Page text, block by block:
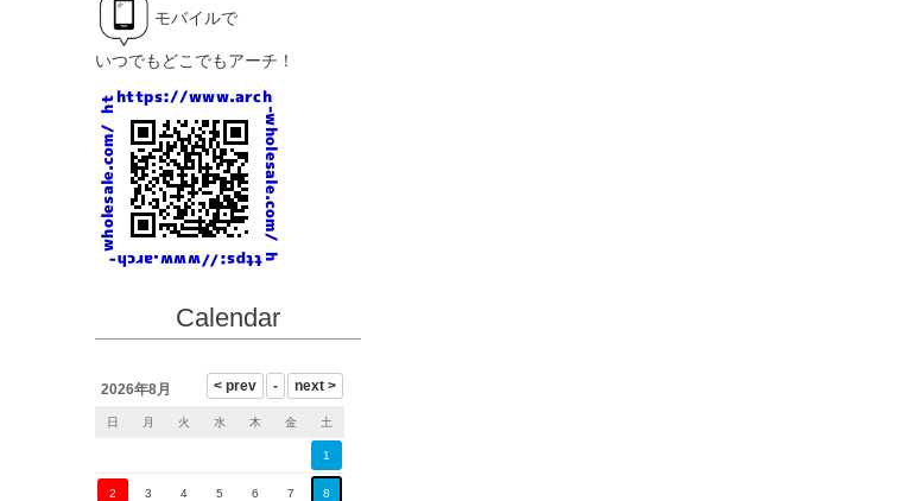
モバイルで
いつでもどこでもアーチ！
Calendar
2026年8月
日 月 火 水 木 金 土
1
2 3 4 5 6 7 8